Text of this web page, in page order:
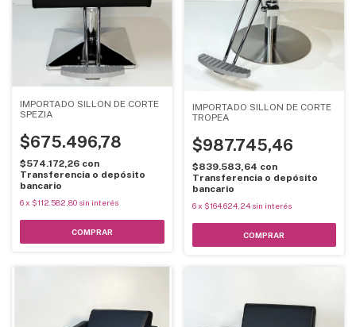
IMPORTADO SILLON DE CORTE
SPEZIA
$675.496,78
$574.172,26 con
Transferencia o depósito
bancario
6x $112.582,80 sin interés
COMPRAR
IMPORTADO SILLON DE CORTE
TROPEA
$987.745,46
$839.583,64 con
Transferencia o depósito
bancario
6 x $164.624,24 sin interés
COMPRAR